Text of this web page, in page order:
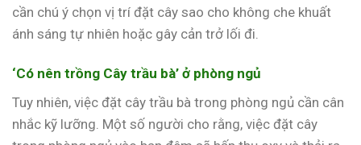
cần chú ý chọn vị trí đặt cây sao cho không che khuất
ánh sáng tự nhiên hoặc gây cản trở lối đi.
‘Có nên trồng Cây trầu bà’ ở phòng ngủ
Tuy nhiên, việc đặt cây trầu bà trong phòng ngủ cần cân
nhắc kỹ lưỡng. Một số người cho rằng, việc đặt cây